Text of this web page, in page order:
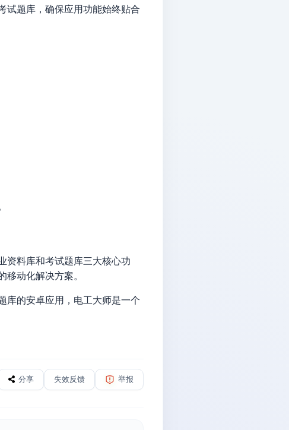
试题库，确保应用功能始终贴合
资料库和考试题库三大核心功
动化解决方案。
库的安卓应用，电工大师是一个
分享 失效反馈 举报